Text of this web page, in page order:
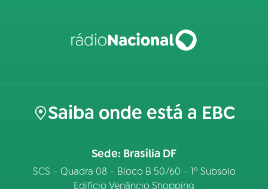
Saiba onde está a EBC
Sede: Brasília DF
SCS – Quadra 08 – Bloco B 50/60 – 1º Subsolo
Edifício Venâncio Shopping